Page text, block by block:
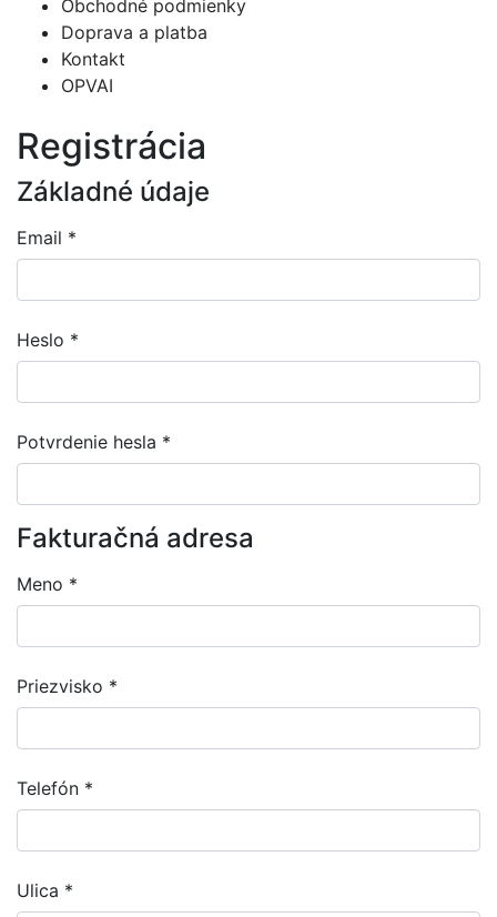
Obchodné podmienky
Doprava a platba
Kontakt
OPVAI
Registrácia
Základné údaje
Email *
Heslo *
Potvrdenie hesla *
Fakturačná adresa
Meno *
Priezvisko *
Telefón *
Ulica *